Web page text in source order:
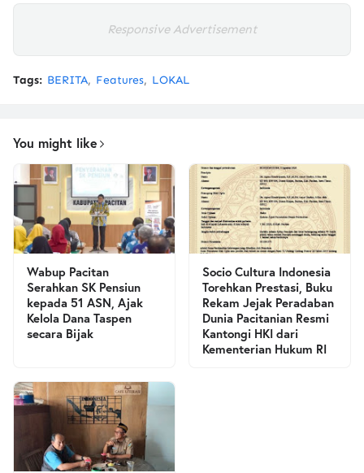
Responsive Advertisement
Tags: BERITA Features LOKAL
You might like
Wabup Pacitan
Serahkan SK Pensiun
kepada 51 ASN, Ajak
Kelola Dana Taspen
secara Bijak
Socio Cultura Indonesia
Torehkan Prestasi, Buku
Rekam Jejak Peradaban
Dunia Pacitanian Resmi
Kantongi HKI dari
Kementerian Hukum RI